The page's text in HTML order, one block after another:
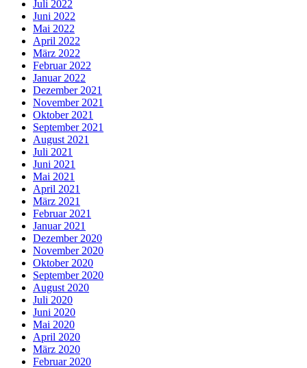
Juli 2022
Juni 2022
Mai 2022
April 2022
März 2022
Februar 2022
Januar 2022
Dezember 2021
November 2021
Oktober 2021
September 2021
August 2021
Juli 2021
Juni 2021
Mai 2021
April 2021
März 2021
Februar 2021
Januar 2021
Dezember 2020
November 2020
Oktober 2020
September 2020
August 2020
Juli 2020
Juni 2020
Mai 2020
April 2020
März 2020
Februar 2020